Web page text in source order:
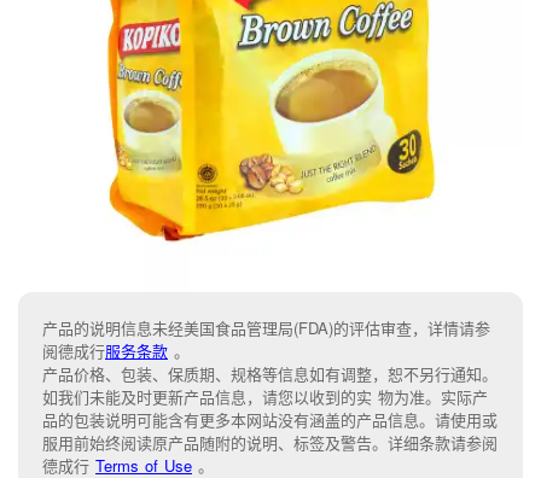
产品的说明信息未经美国食品管理局(FDA)的评估审查，详情请参
阅德成行服务条款 。
产品价格、包装、保质期、规格等信息如有调整，恕不另行通知。
如我们未能及时更新产品信息，请您以收到的实 物为准。实际产
品的包装说明可能含有更多本网站没有涵盖的产品信息。请使用或
服用前始终阅读原产品随附的说明、标签及警告。详细条款请参阅
德成行 Terms of Use 。